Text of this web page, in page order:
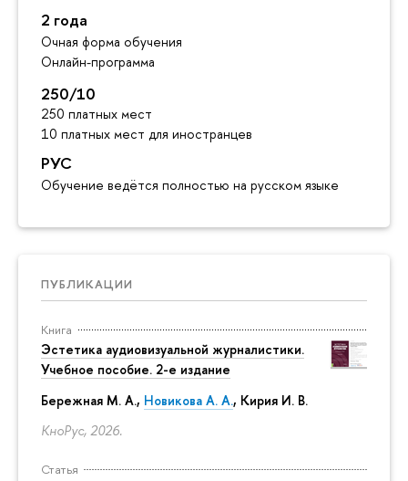
2 года
Очная форма обучения
Онлайн-программа
250/10
250 платных мест
10 платных мест для иностранцев
РУС
Обучение ведётся полностью на русском языке
ПУБЛИКАЦИИ
Книга
Эстетика аудиовизуальной журналистики.
Учебное пособие. 2-е издание
Бережная М. А., Новикова А. А., Кирия И. В.
КноРус, 2026.
Статья